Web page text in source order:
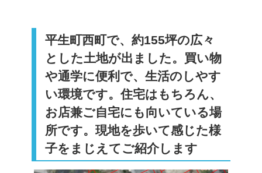
平生町西町で、約155坪の広々
とした土地が出ました。買い物
や通学に便利で、生活のしやす
い環境です。住宅はもちろん、
お店兼ご自宅にも向いている場
所です。現地を歩いて感じた様
子をまじえてご紹介します